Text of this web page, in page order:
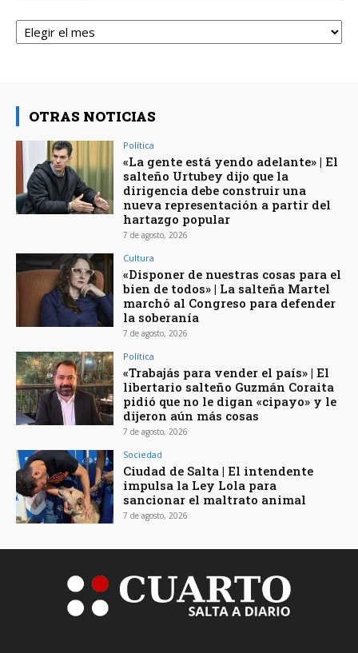
Archivos
OTRAS NOTICIAS
Política
«La gente está yendo adelante» | El
salteño Urtubey dijo que la
dirigencia debe construir una
nueva representación a partir del
hartazgo popular
7 de agosto, 2026
Cultura
«Disponer de nuestras cosas para el
bien de todos» | La salteña Martel
marchó al Congreso para defender
la soberanía
7 de agosto, 2026
Política
«Trabajás para vender el país» | El
libertario salteño Guzmán Coraita
pidió que no le digan «cipayo» y le
dijeron aún más cosas
7 de agosto, 2026
Sociedad
Ciudad de Salta | El intendente
impulsa la Ley Lola para
sancionar el maltrato animal
7 de agosto, 2026